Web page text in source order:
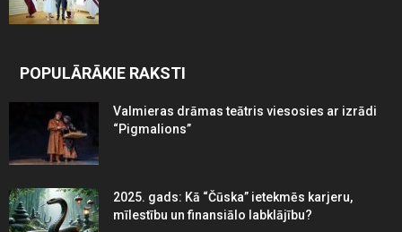
POPULĀRĀKIE RAKSTI
Valmieras drāmas teātris viesosies ar izrādi
“Pigmalions”
2025. gads: Kā “Čūska” ietekmēs karjeru,
mīlestību un finansiālo labklājību?